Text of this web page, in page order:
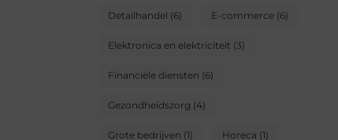
Detailhandel (6) E-commerce (6)
Elektronica en elektriciteit (3)
Financiële diensten (6)
Gezondheidszorg (4)
Grote bedrijven (1) Horeca (1)